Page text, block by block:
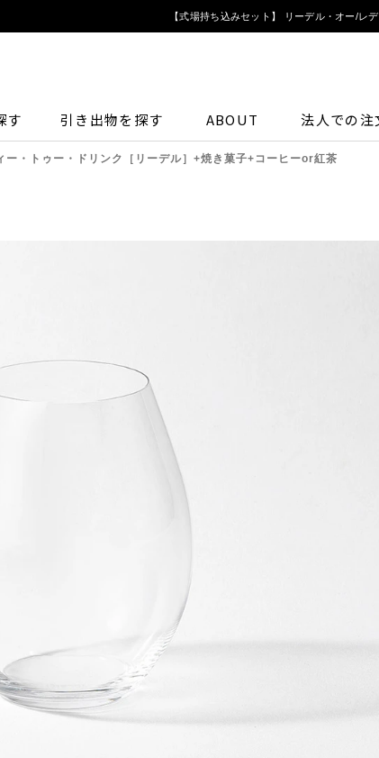
【式場持ち込みセット】 リーデル・オー/レ
す 引き出物を探す ABOUT 法人での注
ー・トゥー・ドリンク［リーデル］+焼き菓子+コーヒーor紅茶